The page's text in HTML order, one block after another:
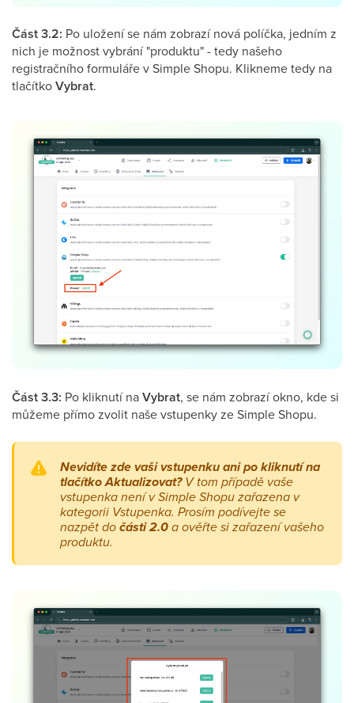
Část 3.2: Po uložení se nám zobrazí nová políčka, jedním z
nich je možnost vybrání "produktu" - tedy našeho
registračního formuláře v Simple Shopu. Klikneme tedy na
tlačítkoVybrat.
Část 3.3: Po kliknutí naVybrat, se nám zobrazí okno, kde si
můžeme přímo zvolit naše vstupenky ze Simple Shopu.
Nevidíte zde vaši vstupenku ani po kliknutí na
tlačítko Aktualizovat?V tom případě vaše
vstupenka není v Simple Shopu zařazena v
kategorii Vstupenka. Prosím podívejte se
nazpět dočásti 2.0a ověřte si zařazení vašeho
produktu.